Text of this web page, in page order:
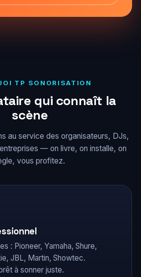
TP SONORISATION
qui connaît la
scène
au service des organisateurs, DJs,
— on livre, on installe, on
vous profitez.
: Pioneer, Yamaha, Shure,
JBL, Martin, Showtec.
à sonner juste.